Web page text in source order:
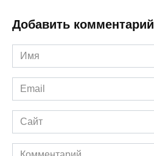
Добавить комментарий
Имя
*
Email
*
Сайт
Комментарий